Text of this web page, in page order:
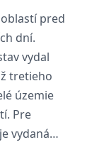
pred
dní.
vydal
tretieho
územie
Pre
vydaná